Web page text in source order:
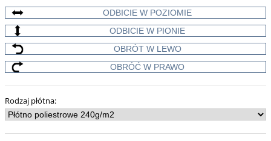
ODBICIE W POZIOMIE
ODBICIE W PIONIE
OBRÓT W LEWO
OBRÓĆ W PRAWO
Rodzaj płótna: